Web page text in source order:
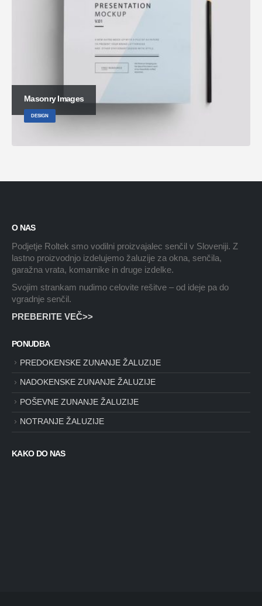
Masonry Images
DESIGN
O NAS
Podjetje Roltek smo vodilni proizvajalec senčil v Sloveniji. Z
lastno proizvodnjo izdelujemo žaluzije za okna, senčila,
garažna vrata, komarnike in druge izdelke.
Svojim strankam nudimo celovite rešitve – od ideje pa do
vgradnje senčil.
PREBERITE VEČ>>
PONUDBA
PREDOKENSKE ZUNANJE ŽALUZIJE
NADOKENSKE ZUNANJE ŽALUZIJE
POŠEVNE ZUNANJE ŽALUZIJE
NOTRANJE ŽALUZIJE
KAKO DO NAS